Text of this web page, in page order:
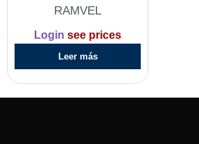
RAMVEL
Login see prices
Leer más